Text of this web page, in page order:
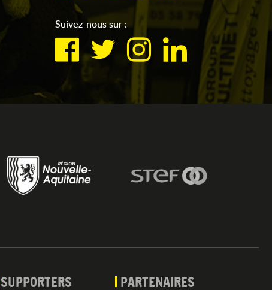
Suivez-nous sur :
SUPPORTERS PARTENAIRES